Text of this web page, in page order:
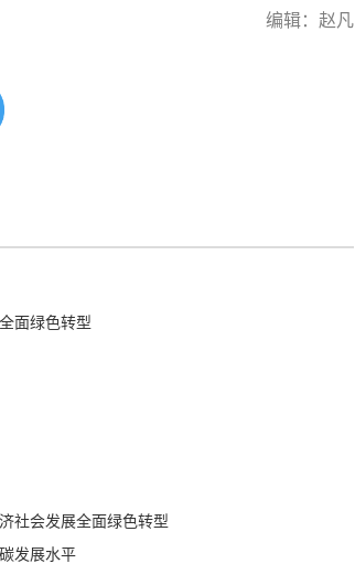
编辑：赵凡
面绿色转型
社会发展全面绿色转型
发展水平